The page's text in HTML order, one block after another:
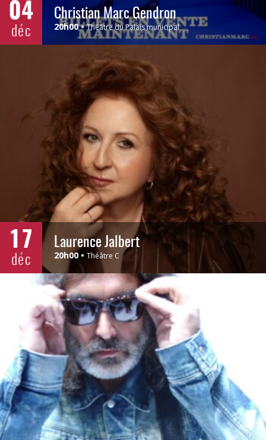
04
déc
Christian Marc Gendron
20h00 Théâtre du Palais municipal
17
déc
Laurence Jalbert
20h00 Théâtre C